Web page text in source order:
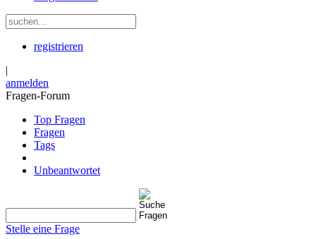
registrieren
|
anmelden
Fragen-Forum
Top Fragen
Fragen
Tags
Unbeantwortet
Stelle eine Frage